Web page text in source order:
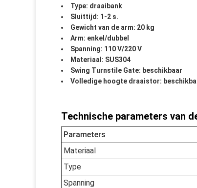
Type: draaibank
Sluittijd: 1-2 s.
Gewicht van de arm: 20 kg
Arm: enkel/dubbel
Spanning: 110 V/220 V
Materiaal: SUS304
Swing Turnstile Gate: beschikbaar
Volledige hoogte draaistor:
Technische parameters van
Parameters
Materiaal
Type
Spanning